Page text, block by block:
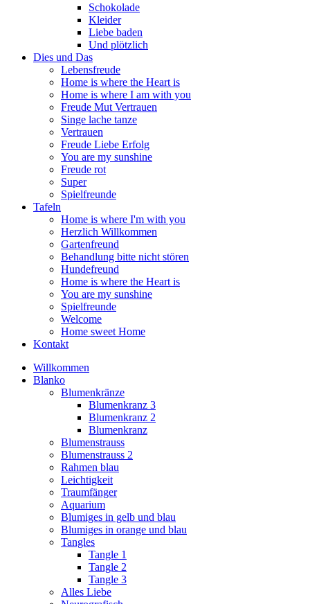
Schokolade
Kleider
Liebe baden
Und plötzlich
Dies und Das
Lebensfreude
Home is where the Heart is
Home is where I am with you
Freude Mut Vertrauen
Singe lache tanze
Vertrauen
Freude Liebe Erfolg
You are my sunshine
Freude rot
Super
Spielfreunde
Tafeln
Home is where I'm with you
Herzlich Willkommen
Gartenfreund
Behandlung bitte nicht stören
Hundefreund
Home is where the Heart is
You are my sunshine
Spielfreunde
Welcome
Home sweet Home
Kontakt
Willkommen
Blanko
Blumenkränze
Blumenkranz 3
Blumenkranz 2
Blumenkranz
Blumenstrauss
Blumenstrauss 2
Rahmen blau
Leichtigkeit
Traumfänger
Aquarium
Blumiges in gelb und blau
Blumiges in orange und blau
Tangles
Tangle 1
Tangle 2
Tangle 3
Alles Liebe